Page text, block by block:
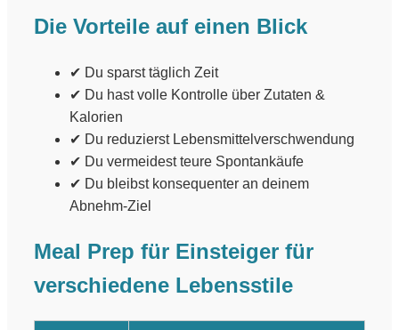
Die Vorteile auf einen Blick
✔ Du sparst täglich Zeit
✔ Du hast volle Kontrolle über Zutaten &
Kalorien
✔ Du reduzierst Lebensmittelverschwendung
✔ Du vermeidest teure Spontankäufe
✔ Du bleibst konsequenter an deinem
Abnehm-Ziel
Meal Prep für Einsteiger für
verschiedene Lebensstile